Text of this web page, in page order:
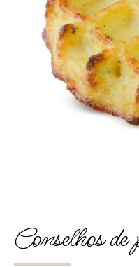
Conselhos de